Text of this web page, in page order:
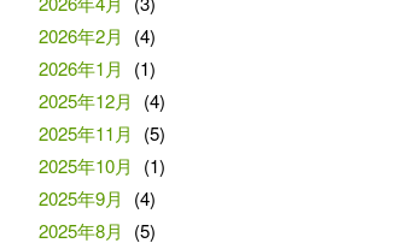
2026年2月
(4)
2026年1月
(1)
2025年12月
(4)
2025年11月
(5)
2025年10月
(1)
2025年9月
(4)
2025年8月
(5)